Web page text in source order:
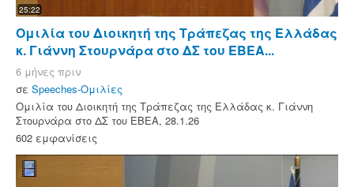
25:22
Ομιλία του Διοικητή της Τράπεζας της Ελλάδας
κ. Γιάννη Στουρνάρα στο ΔΣ του ΕΒΕΑ...
6 μήνες πριν
σε Speeches-Ομιλίες
Ομιλία του Διοικητή της Τράπεζας της Ελλάδας κ. Γιάννη
Στουρνάρα στο ΔΣ του ΕΒΕΑ, 28.1.26
602 εμφανίσεις